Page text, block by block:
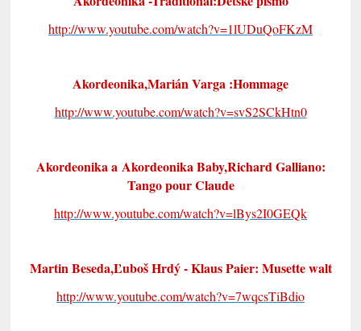
http://www.youtube.com/watch?v=1lUDuQoFKzM
Akordeonika,Marián Varga :Hommage
http://www.youtube.com/watch?v=svS2SCkHtn0
Akordeonika a Akordeonika Baby,Richard Galliano:
Tango pour Claude
http://www.youtube.com/watch?v=lBys2I0GEQk
Martin Beseda,Ľuboš Hrdý - Klaus Paier: Musette walt
http://www.youtube.com/watch?v=7wqcsTiBdio